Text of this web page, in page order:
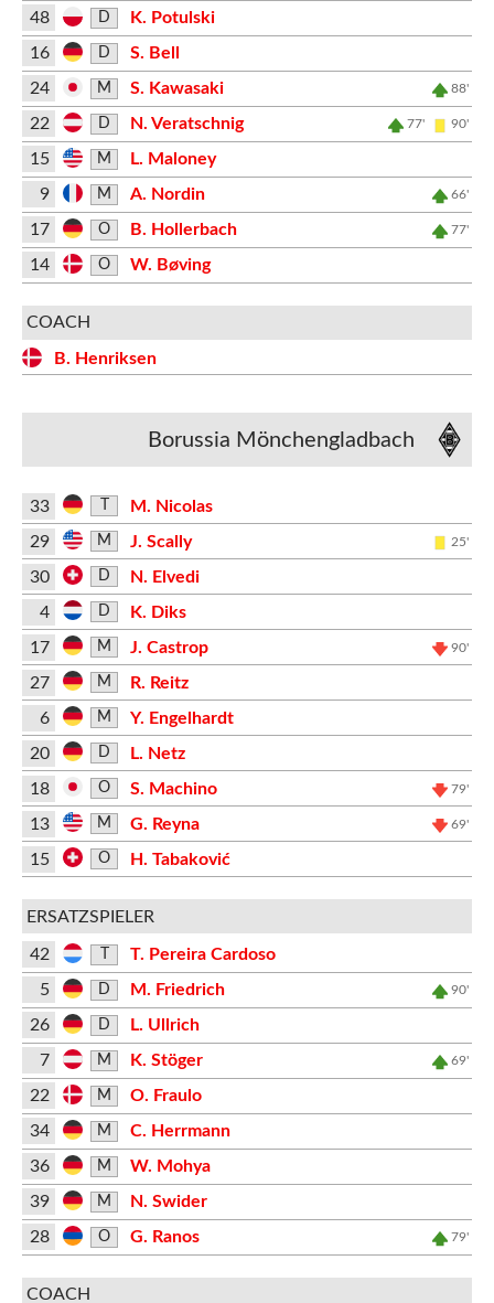
48
D
K. Potulski
16
D
S. Bell
24
M S. Kawasaki 88'
22 D N. Veratschnig 77' 90'
15 M
L. Maloney
9
M A. Nordin 66'
17 O B. Hollerbach 77'
14 O W. Bøving
COACH
B. Henriksen
Borussia Mönchengladbach
33
M. Nicolas
29
M J. Scally 25'
30 D
N. Elvedi
4
D
K. Diks
17
M J. Castrop 90'
27 M
R. Reitz
6
M
Y. Engelhardt
20
D
L. Netz
18
O S. Machino 79'
13 M G. Reyna 69'
15 O H. Tabaković
ERSATZSPIELER
42
T. Pereira Cardoso
5
D M. Friedrich 90'
26 D
L. Ullrich
7
M K. Stöger 69'
22 M
O. Fraulo
34
M
C. Herrmann
36
M
W. Mohya
39
M
N. Swider
28
O G. Ranos 79'
COACH